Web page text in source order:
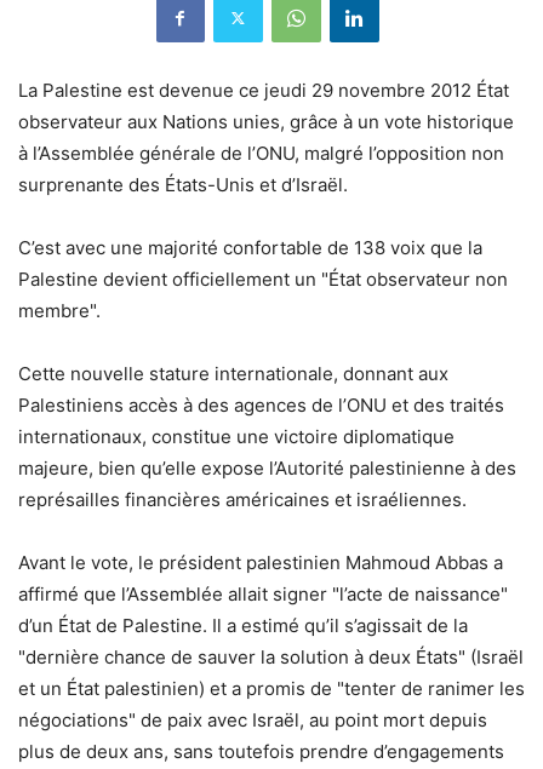
La Palestine est devenue ce jeudi 29 novembre 2012 État
observateur aux Nations unies, grâce à un vote historique
à l’Assemblée générale de l’ONU, malgré l’opposition non
surprenante des États-Unis et d’Israël.
C’est avec une majorité confortable de 138 voix que la
Palestine devient officiellement un "État observateur non
membre".
Cette nouvelle stature internationale, donnant aux
Palestiniens accès à des agences de l’ONU et des traités
internationaux, constitue une victoire diplomatique
majeure, bien qu’elle expose l’Autorité palestinienne à des
représailles financières américaines et israéliennes.
Avant le vote, le président palestinien Mahmoud Abbas a
affirmé que l’Assemblée allait signer "l’acte de naissance"
d’un État de Palestine. Il a estimé qu’il s’agissait de la
"dernière chance de sauver la solution à deux États" (Israël
et un État palestinien) et a promis de "tenter de ranimer les
négociations" de paix avec Israël, au point mort depuis
plus de deux ans, sans toutefois prendre d’engagements